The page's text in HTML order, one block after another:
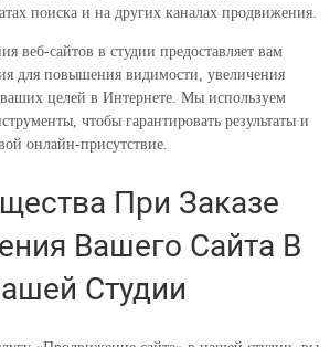
поиска и на других каналах продвижения.
веб-сайтов в студии предоставляет вам
для повышения видимости, увеличения
целей в Интернете. Мы используем
чтобы гарантировать результаты и
онлайн-присутствие.
При Заказе
Вашего Сайта В
Студии